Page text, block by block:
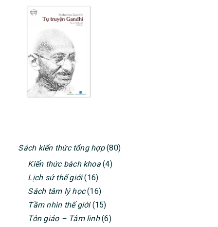
PRIMARY
SIDEBAR
Sách kiến thức tổng hợp(80)
Kiến thức bách khoa(4)
Lịch sử thế giới(16)
Sách tâm lý học(16)
Tầm nhìn thế giới(15)
Tôn giáo – Tâm linh(6)